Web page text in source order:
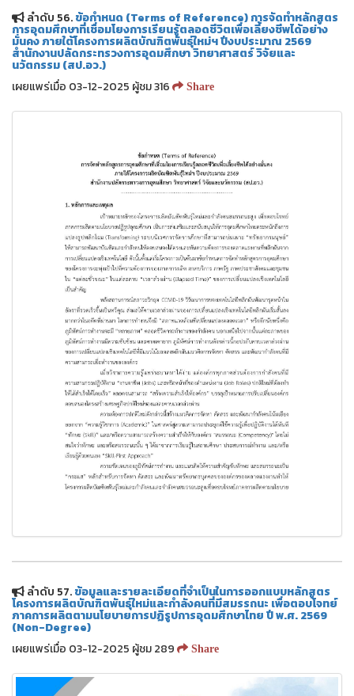
ลำดับ 56.ข้อกำหนด (Terms of Reference) การจัดทำหลักสูตร
การอุดมศึกษาที่เชื่อมโยงการเรียนรู้ตลอดชีวิตเพื่อเลี้ยงชีพได้อย่าง
มั่นคง ภายใต้โครงการผลิตบัณฑิตพันธุ์ใหม่ฯ ปีงบประมาณ 2569
สำนักงานปลัดกระทรวงการอุดมศึกษา วิทยาศาสตร์ วิจัยและ
นวัตกรรม (สป.อว.)
เผยแพร่เมื่อ 03-12-2025 ผู้ชม 316
Share
ลำดับ 57.ข้อมูลและรายละเอียดที่จำเป็นในการออกแบบหลักสูตร
โครงการผลิตบัณฑิตพันธุ์ใหม่และกำลังคนที่มีสมรรถนะ เพื่อตอบโจทย์
ภาคการผลิตตามนโยบายการปฏิรูปการอุดมศึกษาไทย ปี พ.ศ. 2569
(Non-Degree)
เผยแพร่เมื่อ 03-12-2025 ผู้ชม 289
Share